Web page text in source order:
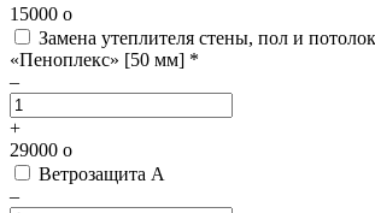
15000 o
Замена утеплителя стены, пол и
«Пеноплекс» [50 мм] *
–
+
29000 o
Ветрозащита А
–